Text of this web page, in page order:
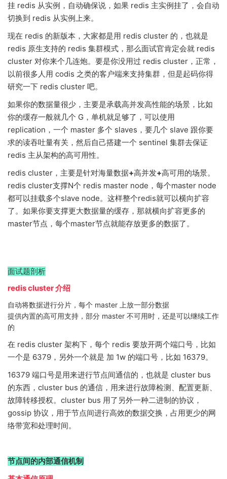
挂 redis 从实例，自动确保说，如果 redis 主实例挂了，会自动
切换到 redis 从实例上来。
现在 redis 的新版本，大家都是用 redis cluster 的，也就是
redis 原生支持的 redis 集群模式，那么面试官肯定会就 redis
cluster 对你来个几连炮。要是你没用过 redis cluster，正常，
以前很多人用 codis 之类的客户端来支持集群，但是起码你得
研究一下 redis cluster 吧。
如果你的数据量很少，主要是承载高并发高性能的场景，比如
你的缓存一般就几个 G，单机就足够了，可以使用
replication，一个 master 多个 slaves，要几个 slave 跟你要
求的读吞吐量有关，然后自己搭建一个 sentinel 集群去保证
redis 主从架构的高可用性。
redis cluster，主要是针对海量数据+高并发+高可用的场景。
redis cluster支撑N个 redis master node，每个master node
都可以挂载多个slave node。这样整个redis就可以横向扩容
了。如果你要支撑更大数据量的缓存，那就横向扩容更多的
master节点，每个master节点就能存放更多的数据了。
面试题剖析
redis cluster 介绍
自动将数据进行分片，每个 master 上放一部分数据
提供内置的高可用支持，部分 master 不可用时，还是可以继续工作
的
在 redis cluster 架构下，每个 redis 要放开两个端口号，比如
一个是 6379，另外一个就是 加 1w 的端口号，比如 16379。
16379 端口号是用来进行节点间通信的，也就是 cluster bus
的东西，cluster bus 的通信，用来进行故障检测、配置更新、
故障转移授权。cluster bus 用了另外一种二进制的协议，
gossip 协议，用于节点间进行高效的数据交换，占用更少的网
络带宽和处理时间。
节点间的内部通信机制